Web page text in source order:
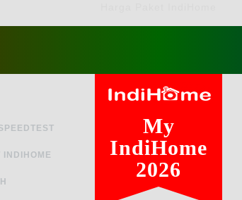
INDIHOME
My
IndiHome
2026